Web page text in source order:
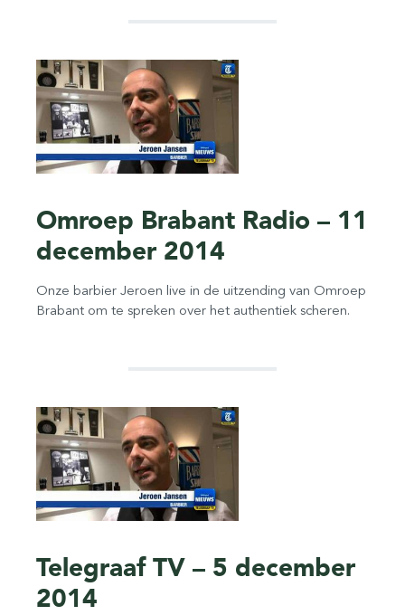
Omroep Brabant Radio – 11
december 2014
Onze barbier Jeroen live in de uitzending van Omroep
Brabant om te spreken over het authentiek scheren.
Telegraaf TV – 5 december
2014